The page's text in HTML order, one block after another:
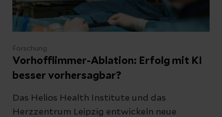
Forschung
Vorhofflimmer-Ablation: Erfolg mit KI
besser vorhersagbar?
Das Helios Health Institute und das
Herzzentrum Leipzig entwickeln neue